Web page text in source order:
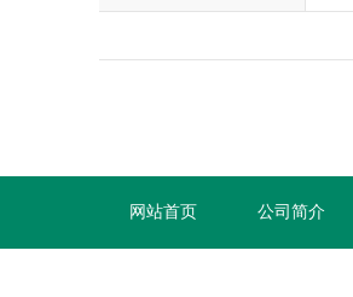
网站首页 公司简介